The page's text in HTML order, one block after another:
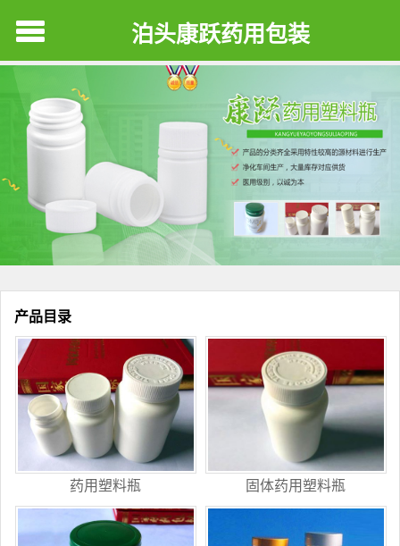
泊头康跃药用包装
产品目录
药用塑料瓶 固体药用塑料瓶